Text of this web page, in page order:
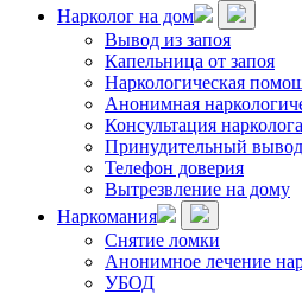
Нарколог на дом
Вывод из запоя
Капельница от запоя
Наркологическая
Анонимная
Консультация нарколога
Принудительный вывод
Телефон доверия
Вытрезвление на дому
Наркомания
Снятие ломки
Анонимное лечение
УБОД